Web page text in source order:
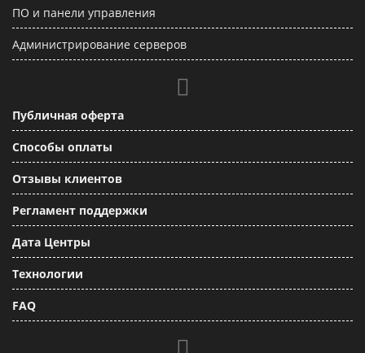
ПО и панели управления
Администрирование серверов
Публичная оферта
Способы оплаты
Отзывы клиентов
Регламент поддержки
Дата Центры
Технологии
FAQ